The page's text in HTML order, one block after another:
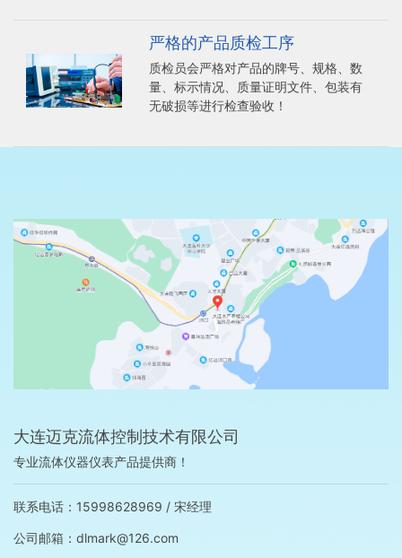
严格的产品质检工序
质检员会严格对产品的牌号、规格、数
量、标示情况、质量证明文件、包装有
无破损等进行检查验收！
大连迈克流体控制技术有限公司
专业流体仪器仪表产品提供商！
联系电话：15998628969 / 宋经理
公司邮箱：dlmark@126.com